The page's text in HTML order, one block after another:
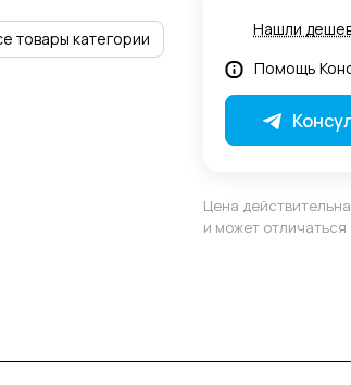
товары категории
Нашли
Помощь
Цена
и может